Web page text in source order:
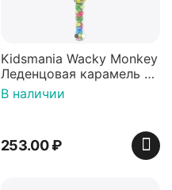
Kidsmania Wacky Monkey
Леденцовая карамель с
игрушкой Ваки Манки
12г, Китай
В наличии
253.00₽